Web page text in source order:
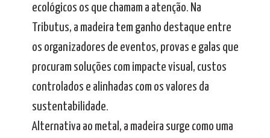
ecológicos os que chamam a atenção. Na
Tributus, a madeira tem ganho destaque entre
os organizadores de eventos, provas e galas que
procuram soluções com impacte visual, custos
controlados e alinhadas com os valores da
sustentabilidade.
Alternativa ao metal, a madeira surge como uma